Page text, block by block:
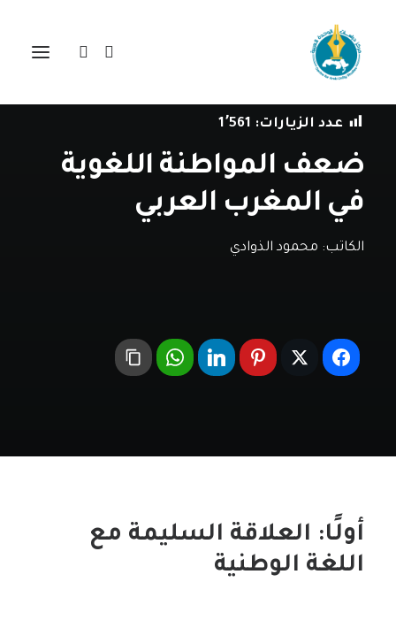
فيدراسات
عدد الزيارات: 1٬561
ضعف المواطنة اللغوية
في المغرب العربي
الكاتب: محمود الذوادي
أولًا: العلاقة السليمة مع
اللغة الوطنية